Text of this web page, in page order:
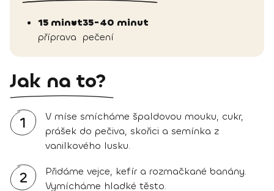
15 minut
příprava
35-40 minut
pečení
Jak na to?
1
V míse smícháme špaldovou mouku, cukr,
prášek do pečiva, skořici a semínka z
vanilkového lusku.
2
Přidáme vejce, kefír a rozmačkané banány.
Vymícháme hladké těsto.